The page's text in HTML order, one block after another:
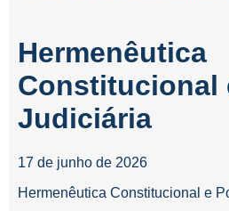
Hermenêutica
Constitucional
Judiciária
17 de junho de 2026
Hermenêutica Constitucional e